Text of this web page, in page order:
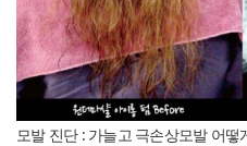
모발 진단 : 가늘고 극손상모발 어